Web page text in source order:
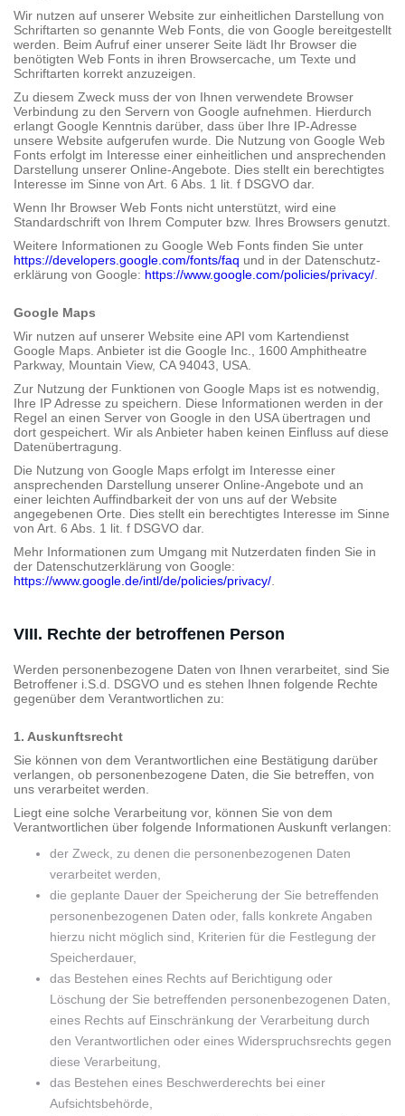
Wir nutzen auf unserer Website zur einheitlichen Darstellung von
Schriftarten so genannte Web Fonts, die von Google bereitgestellt
werden. Beim Aufruf einer unserer Seite lädt Ihr Browser die
benötigten Web Fonts in ihren Browsercache, um Texte und
Schriftarten korrekt anzuzeigen.
Zu diesem Zweck muss der von Ihnen verwendete Browser
Verbindung zu den Servern von Google aufnehmen. Hierdurch
erlangt Google Kenntnis darüber, dass über Ihre IP-Adresse
unsere Website aufgerufen wurde. Die Nutzung von Google Web
Fonts erfolgt im Interesse einer einheitlichen und ansprechenden
Darstellung unserer Online-Angebote. Dies stellt ein berechtigtes
Interesse im Sinne von Art. 6 Abs. 1 lit. f DSGVO dar.
Wenn Ihr Browser Web Fonts nicht unterstützt, wird eine
Standardschrift von Ihrem Computer bzw. Ihres Browsers genutzt.
Weitere Informationen zu Google Web Fonts finden Sie unter
https://developers.google.com/fonts/faq und in der Datenschutz­
erklärung von Google: https://www.google.com/policies/privacy/
Google Maps
Wir nutzen auf unserer Website eine API vom Kartendienst
Google Maps. Anbieter ist die Google Inc., 1600 Amphitheatre
Parkway, Mountain View, CA 94043, USA.
Zur Nutzung der Funktionen von Google Maps ist es notwendig,
Ihre IP Adresse zu speichern. Diese Informationen werden in der
Regel an einen Server von Google in den USA übertragen und
dort gespeichert. Wir als Anbieter haben keinen Einfluss auf diese
Datenübertragung.
Die Nutzung von Google Maps erfolgt im Interesse einer
ansprechenden Darstellung unserer Online-Angebote und an
einer leichten Auffindbarkeit der von uns auf der Website
angegebenen Orte. Dies stellt ein berechtigtes Interesse im Sinne
von Art. 6 Abs. 1 lit. f DSGVO dar.
Mehr Informationen zum Umgang mit Nutzerdaten finden Sie in
der Datenschutz­erklärung von Google:
https://www.google.de/intl/de/policies/privacy/
VIII. Rechte der betroffenen Person
Werden personenbezogene Daten von Ihnen verarbeitet, sind Sie
Betroffener i.S.d. DSGVO und es stehen Ihnen folgende Rechte
gegenüber dem Verantwortlichen zu:
1. Auskunftsrecht
Sie können von dem Verantwortlichen eine Bestätigung darüber
verlangen, ob personenbezogene Daten, die Sie betreffen, von
uns verarbeitet werden.
Liegt eine solche Verarbeitung vor, können Sie von dem
Verantwortlichen über folgende Informationen Auskunft verlangen:
der Zweck, zu denen die personenbezogenen Daten
verarbeitet werden,
die geplante Dauer der Speicherung der Sie betreffenden
personenbezogenen Daten oder, falls konkrete Angaben
hierzu nicht möglich sind, Kriterien für die Festlegung der
Speicherdauer,
das Bestehen eines Rechts auf Berichtigung oder
Löschung der Sie betreffenden personenbezogenen Daten,
eines Rechts auf Einschränkung der Verarbeitung durch
den Verantwortlichen oder eines Widerspruchsrechts gegen
diese Verarbeitung,
das Bestehen eines Beschwerderechts bei einer
Aufsichtsbehörde,